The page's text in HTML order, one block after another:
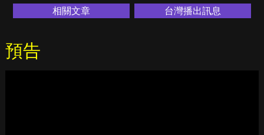
相關文章
台灣播出訊息
預告